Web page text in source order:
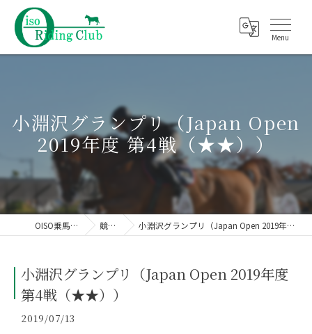
小淵沢グランプリ（Japan Open
2019年度 第4戦（★★））
OISO乗馬クラブ 競技会 小淵沢グランプリ（Japan Open 2019年度 第4戦（★★））
小淵沢グランプリ（Japan Open 2019年度
第4戦（★★））
2019/07/13